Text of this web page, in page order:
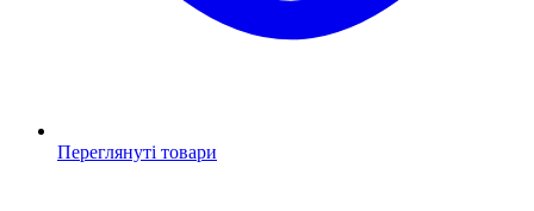
Переглянуті товари